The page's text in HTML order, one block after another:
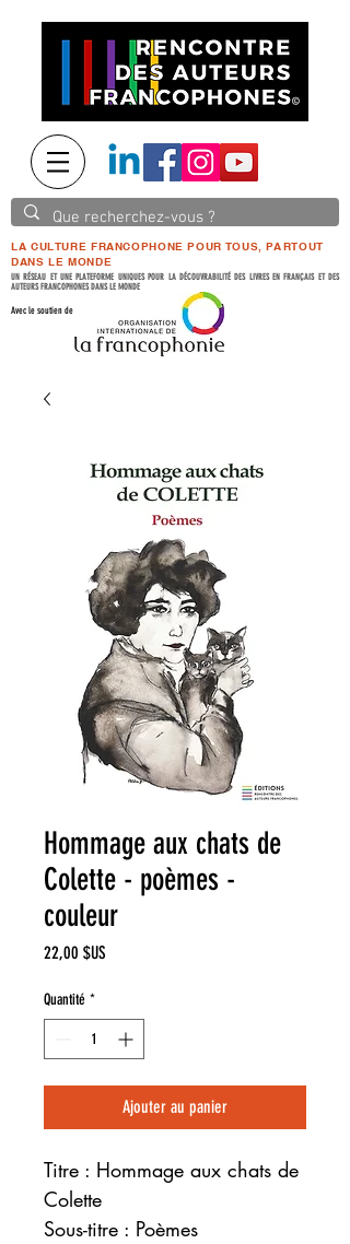
LA CULTURE FRANCOPHONE POUR TOUS, PARTOUT
DANS LE MONDE
UN RÉSEAU ET UNE PLATEFORME UNIQUES POUR LA DÉCOUVRABILITÉ DES LIVRES EN FRANÇAIS ET DES
AUTEURS FRANCOPHONES DANS LE MONDE
Avec le soutien de
Hommage aux chats de
Colette - poèmes -
couleur
22,00 $US
Quantité *
Ajouter au panier
Titre : Hommage aux chats de
Colette
Sous-titre : Poèmes